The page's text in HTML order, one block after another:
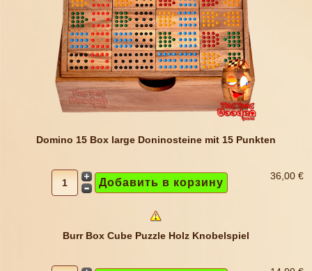
Domino 15 Box large Doninosteine mit 15 Punkten
36,00 €
Burr Box Cube Puzzle Holz Knobelspiel